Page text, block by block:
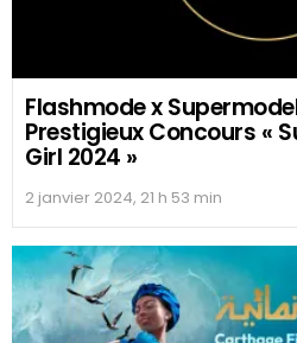
Flashmode x
Prestigieux Concours «
Girl 2024 »
2 janvier 2024, 21 h 53 min